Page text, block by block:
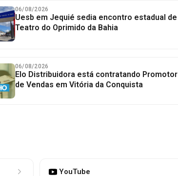
06/08/2026
Uesb em Jequié sedia encontro estadual de
Teatro do Oprimido da Bahia
06/08/2026
Elo Distribuidora está contratando Promotor
de Vendas em Vitória da Conquista
YouTube